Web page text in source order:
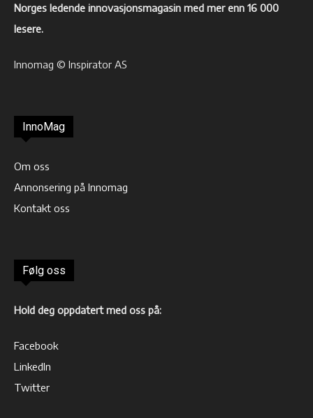
Norges ledende innovasjonsmagasin med mer enn 16 000
lesere.
Innomag © Inspirator AS
InnoMag
Om oss
Annonsering på Innomag
Kontakt oss
Følg oss
Hold deg oppdatert med oss på:
Facebook
LinkedIn
Twitter